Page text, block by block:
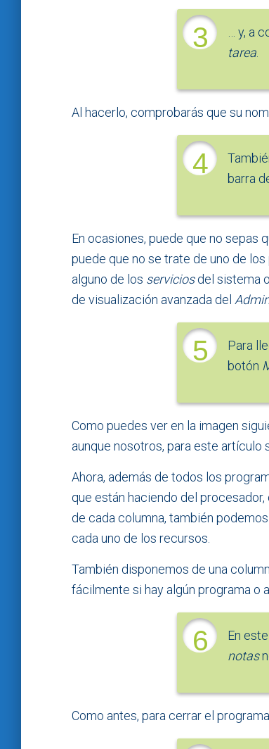
3 … y, a
tarea
Al hacerlo, comprobarás que su
4
barra
En ocasiones, puede que no sepas
puede que no se trate de uno de
alguno de los serviciosdel sistema
de visualización avanzada del
5
Para
botón
Como puedes ver en la imagen
aunque nosotros, para este artículo
Ahora, además de todos los
que están haciendo del
de cada columna, también
cada uno de los recursos.
También disponemos de una
fácilmente si hay algún programa o
6 En
notas
Como antes, para cerrar el